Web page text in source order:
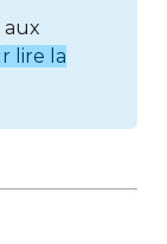
aux
lire la